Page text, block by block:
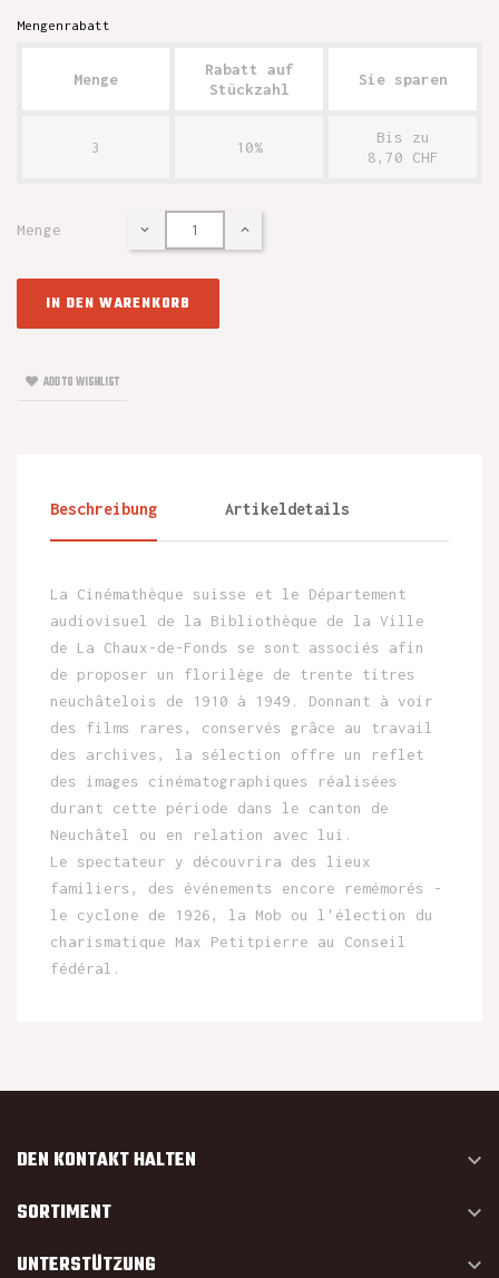
Mengenrabatt
Menge
Rabatt auf
Stückzahl
Sie sparen
3 10%
Bis zu
8,70 CHF
Menge
IN DEN WARENKORB
ADD TO WISHLIST
Beschreibung Artikeldetails
La Cinémathèque suisse et le Département
audiovisuel de la Bibliothèque de la Ville
de La Chaux-de-Fonds se sont associés afin
de proposer un florilège de trente titres
neuchâtelois de 1910 à 1949. Donnant à voir
des films rares, conservés grâce au travail
des archives, la sélection offre un reflet
des images cinématographiques réalisées
durant cette période dans le canton de
Neuchâtel ou en relation avec lui.
Le spectateur y découvrira des lieux
familiers, des événements encore remémorés -
le cyclone de 1926, la Mob ou l'élection du
charismatique Max Petitpierre au Conseil
fédéral.
DEN KONTAKT HALTEN 
SORTIMENT 
UNTERSTÜTZUNG 